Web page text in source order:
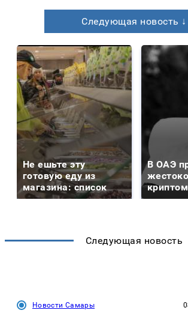
Следующая новость ↓
Не ешьте эту
готовую еду из
магазина: список
В ОАЭ
Следующая новость
Новости Самары